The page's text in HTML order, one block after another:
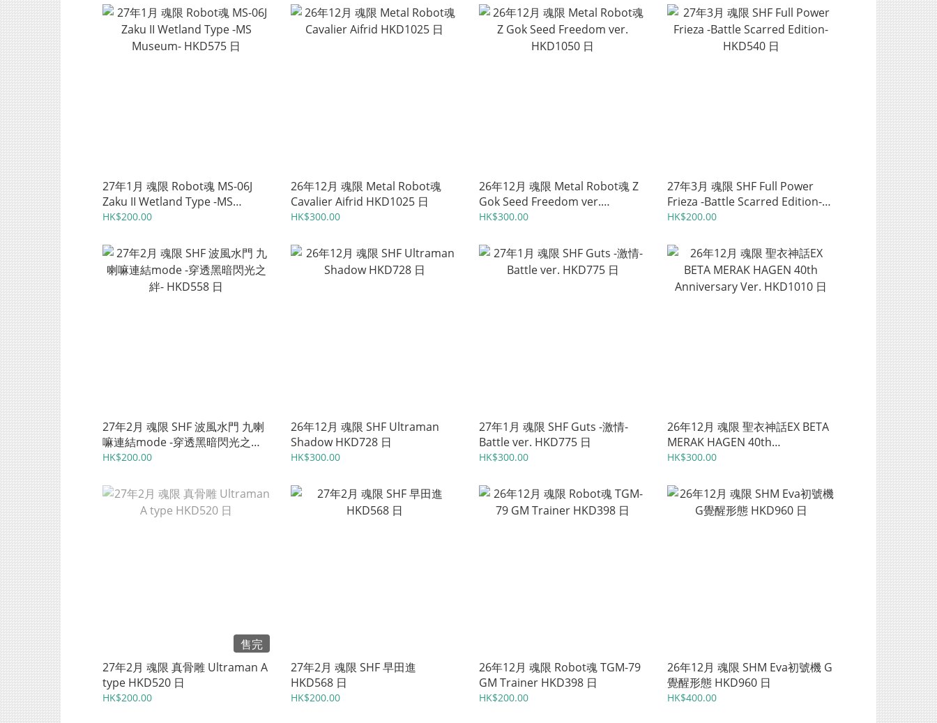
27年1月 魂限 Robot魂 MS-06J
Zaku II Wetland Type -MS
Museum- HKD575 日
HK$200.00
26年12月 魂限 Metal Robot魂
Cavalier Aifrid HKD1025 日
HK$300.00
26年12月 魂限 Metal Robot魂 Z
Gok Seed Freedom ver.
HKD1050 日
HK$300.00
27年3月 魂限 SHF Full Power
Frieza -Battle Scarred Edition-
HKD540 日
HK$200.00
27年2月 魂限 SHF 波風水門 九喇
嘛連結mode -穿透黑暗閃光之絆-
HKD558 日
HK$200.00
26年12月 魂限 SHF Ultraman
Shadow HKD728 日
HK$300.00
27年1月 魂限 SHF Guts -激情-
Battle ver. HKD775 日
HK$300.00
26年12月 魂限 聖衣神話EX BETA
MERAK HAGEN 40th
Anniversary Ver. HKD1010 日
HK$300.00
售完
27年2月 魂限 真骨雕 Ultraman A
type HKD520 日
HK$200.00
27年2月 魂限 SHF 早田進
HKD568 日
HK$200.00
26年12月 魂限 Robot魂 TGM-79
GM Trainer HKD398 日
HK$200.00
26年12月 魂限 SHM Eva初號機 G
覺醒形態 HKD960 日
HK$400.00